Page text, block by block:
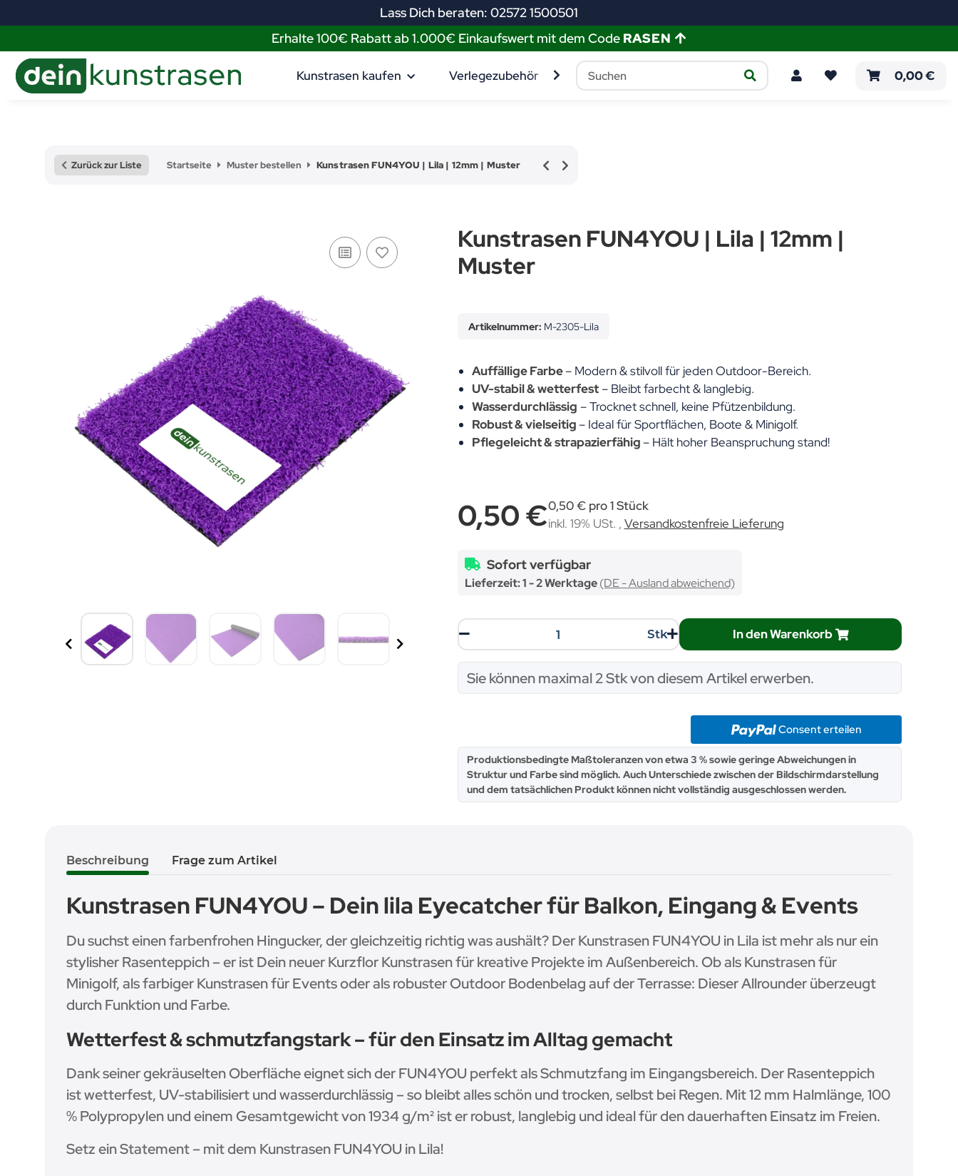
Lass Dich beraten: 02572 1500501
Erhalte 100€ Rabatt ab 1.000€ Einkaufswert mit dem Code RASEN
0,00 €
Kunstrasen kaufen Verlegezubehör Muster bestellen Verlegeanleitungen
Zurück zur Liste Startseite Muster bestellen Kunstrasen FUN4YOU | Lila | 12mm | Muster
Kunstrasen FUN4YOU | Lila | 12mm |
Muster
Artikelnummer: M-2305-Lila
Auffällige Farbe– Modern & stilvoll für jeden Outdoor-Bereich.
UV-stabil & wetterfest– Bleibt farbecht & langlebig.
Wasserdurchlässig – Trocknet schnell, keine Pfützenbildung.
Robust & vielseitig– Ideal für Sportflächen, Boote & Minigolf.
Pflegeleicht & strapazierfähig– Hält hoher Beanspruchung stand!
0,50 €0,50 € pro 1 Stück
inkl. 19% USt. , Versandkostenfreie Lieferung
Sofort verfügbar
Lieferzeit:1 - 2 Werktage(DE - Ausland abweichend)
Stk In den Warenkorb
x
Sie können maximal 2 Stk von diesem Artikel erwerben.
Consent erteilen
x
Produktionsbedingte Maßtoleranzen von etwa 3 % sowie geringe Abweichungen in
Struktur und Farbe sind möglich. Auch Unterschiede zwischen der Bildschirmdarstellung
und dem tatsächlichen Produkt können nicht vollständig ausgeschlossen werden.
Beschreibung Frage zum Artikel
Kunstrasen FUN4YOU – Dein lila Eyecatcher für Balkon, Eingang & Events
Du suchst einen farbenfrohen Hingucker, der gleichzeitig richtig was aushält? Der Kunstrasen FUN4YOU in Lila ist mehr als nur ein
stylisher Rasenteppich – er ist Dein neuer Kurzflor Kunstrasen für kreative Projekte im Außenbereich. Ob als Kunstrasen für
Minigolf, als farbiger Kunstrasen für Events oder als robuster Outdoor Bodenbelag auf der Terrasse: Dieser Allrounder überzeugt
durch Funktion und Farbe.
Wetterfest & schmutzfangstark – für den Einsatz im Alltag gemacht
Dank seiner gekräuselten Oberfläche eignet sich der FUN4YOU perfekt als Schmutzfang im Eingangsbereich. Der Rasenteppich
ist wetterfest, UV-stabilisiert und wasserdurchlässig – so bleibt alles schön und trocken, selbst bei Regen. Mit 12 mm Halmlänge, 100
% Polypropylen und einem Gesamtgewicht von 1934 g/m² ist er robust, langlebig und ideal für den dauerhaften Einsatz im Freien.
Setz ein Statement – mit dem Kunstrasen FUN4YOU in Lila!